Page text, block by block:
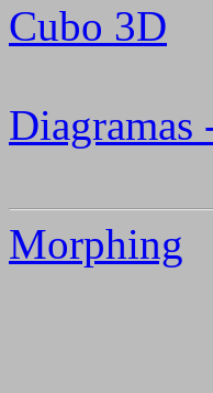
Cubo 3D
Diagramas
Morphing